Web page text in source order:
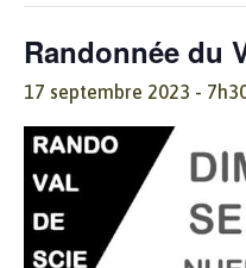
Randonnée du
17 septembre 2023 -